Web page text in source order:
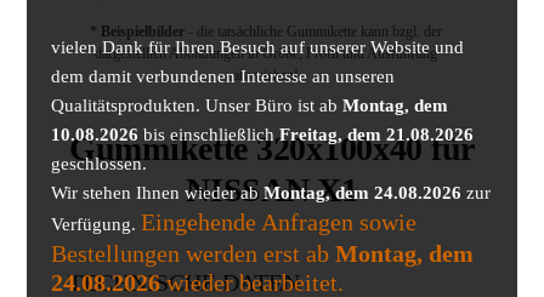
vielen Dank für Ihren Besuch auf unserer Website und
dem damit verbundenen Interesse an unseren
Qualitätsprodukten. Unser Büro ist abMontag, dem
10.08.2026 bis einschließlichFreitag, dem 21.08.2026
geschlossen.
Wir stehen Ihnen wieder abMontag, dem 24.08.2026 zur
Verfügung. Eingehende Anfragen sowie
Bestellungen werden erst abMontag, dem
24.08.2026wieder bearbeitet.
* Beispielbilder - die tatsächliche Gummikette kann bzgl. der
dargestellten Abbildungen in Größe, Profil und Ausführung
abweichen!
Gummikette 320x100x40 für
NISSAN X1
TECHNISCHE DATEN